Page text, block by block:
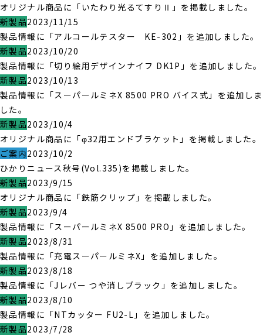
オリジナル商品に「いたわり光るてすりⅡ」を掲載しました。
新製品2023/11/15
製品情報に「アルコールテスター KE-302」を追加しました。
新製品2023/10/20
製品情報に「切り絵用デザインナイフ DK1P」を追加しました。
新製品2023/10/13
製品情報に「スーパールミネX 8500 PRO バイス式」を追加しま
した。
新製品2023/10/4
オリジナル商品に「φ32用エンドブラケット」を掲載しました。
ご案内2023/10/2
ひかりニュース秋号(Vol.335)を掲載しました。
新製品2023/9/15
オリジナル商品に「鉄筋クリップ」を掲載しました。
新製品2023/9/4
製品情報に「スーパールミネX 8500 PRO」を追加しました。
新製品2023/8/31
製品情報に「充電スーパールミネX」を追加しました。
新製品2023/8/18
製品情報に「Jレバー つや消しブラック」を追加しました。
新製品2023/8/10
製品情報に「NTカッター FU2-L」を追加しました。
新製品2023/7/28